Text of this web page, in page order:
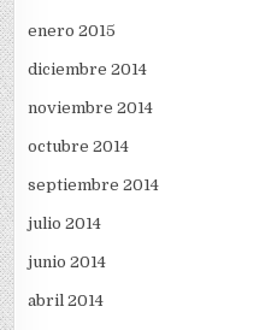
enero 2015
diciembre 2014
noviembre 2014
octubre 2014
septiembre 2014
julio 2014
junio 2014
abril 2014